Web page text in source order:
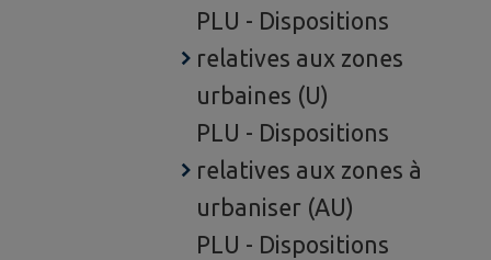
PLU - Dispositions
relatives aux zones
urbaines (U)
PLU - Dispositions
relatives aux zones à
urbaniser (AU)
PLU - Dispositions